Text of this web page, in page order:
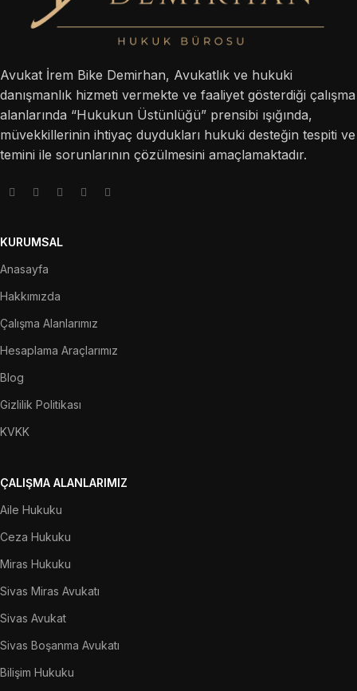
Avukat İrem Bike Demirhan, Avukatlık ve hukuki
danışmanlık hizmeti vermekte ve faaliyet gösterdiği çalışma
alanlarında “Hukukun Üstünlüğü” prensibi ışığında,
müvekkillerinin ihtiyaç duydukları hukuki desteğin tespiti ve
temini ile sorunlarının çözülmesini amaçlamaktadır.
KURUMSAL
Anasayfa
Hakkımızda
Çalışma Alanlarımız
Hesaplama Araçlarımız
Blog
Gizlilik Politikası
KVKK
ÇALIŞMA ALANLARIMIZ
Aile Hukuku
Ceza Hukuku
Miras Hukuku
Sivas Miras Avukatı
Sivas Avukat
Sivas Boşanma Avukatı
Bilişim Hukuku